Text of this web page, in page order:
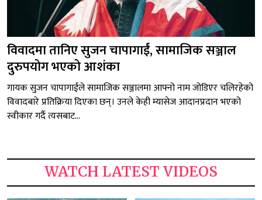
विवादमा तानिए सुजन चापागाईं, सामाजिक सञ्जाल
दुरुपयोग भएको आशंका
गायक सुजन चापागाईंले सामाजिक सञ्जालमा आफ्नो नाम जोडिएर चलिरहेको
विवादबारे प्रतिक्रिया दिएका छन्। उनले केही म्यासेज आदानप्रदान भएको
स्वीकार गर्दै त्यसबाट...
WATCH LATEST VIDEOS